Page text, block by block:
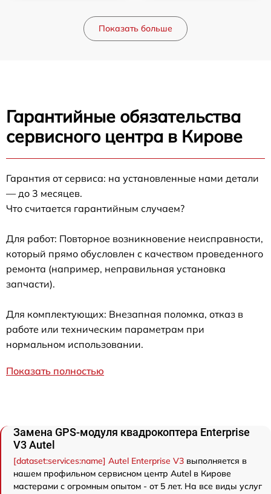
Показать больше
Гарантийные обязательства
сервисного центра в Кирове
Гарантия от сервиса: на установленные нами детали
— до 3 месяцев.
Что считается гарантийным случаем?
Для работ: Повторное возникновение неисправности,
который прямо обусловлен с качеством проведенного
ремонта (например, неправильная установка
запчасти).
Для комплектующих: Внезапная поломка, отказ в
работе или техническим параметрам при
нормальном использовании.
Показать полностью
Замена GPS-модуля квадрокоптера Enterprise
V3 Autel
[dataset:services:name] Autel Enterprise V3 выполняется в
нашем профильном сервисном центр Autel в Кирове
мастерами с огромным опытом - от 5 лет. На все виды услуг